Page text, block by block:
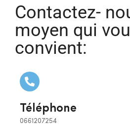
Contactez-
moyen qui
convient:
Téléphone
0661207254